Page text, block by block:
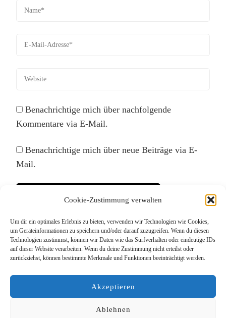
Cookie-Zustimmung verwalten
Um dir ein optimales Erlebnis zu bieten, verwenden wir Technologien wie Cookies,
um Geräteinformationen zu speichern und/oder darauf zuzugreifen. Wenn du diesen
Technologien zustimmst, können wir Daten wie das Surfverhalten oder eindeutige IDs
auf dieser Website verarbeiten. Wenn du deine Zustimmung nicht erteilst oder
zurückziehst, können bestimmte Merkmale und Funktionen beeinträchtigt werden.
Akzeptieren
Ablehnen
Benachrichtige mich über nachfolgende
Kommentare via E-Mail.
Benachrichtige mich über neue Beiträge via E-
Mail.
Diese Website verwendet Akismet, um Spam zu
reduzieren.Erfahre, wie deine Kommentardaten
verarbeitet werden.